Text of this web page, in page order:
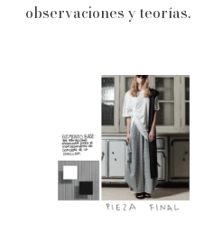
observaciones y teorías.